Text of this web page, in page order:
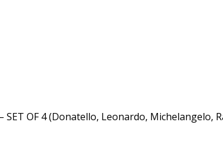
OF 4 (Donatello, Leonardo, Michelangelo,